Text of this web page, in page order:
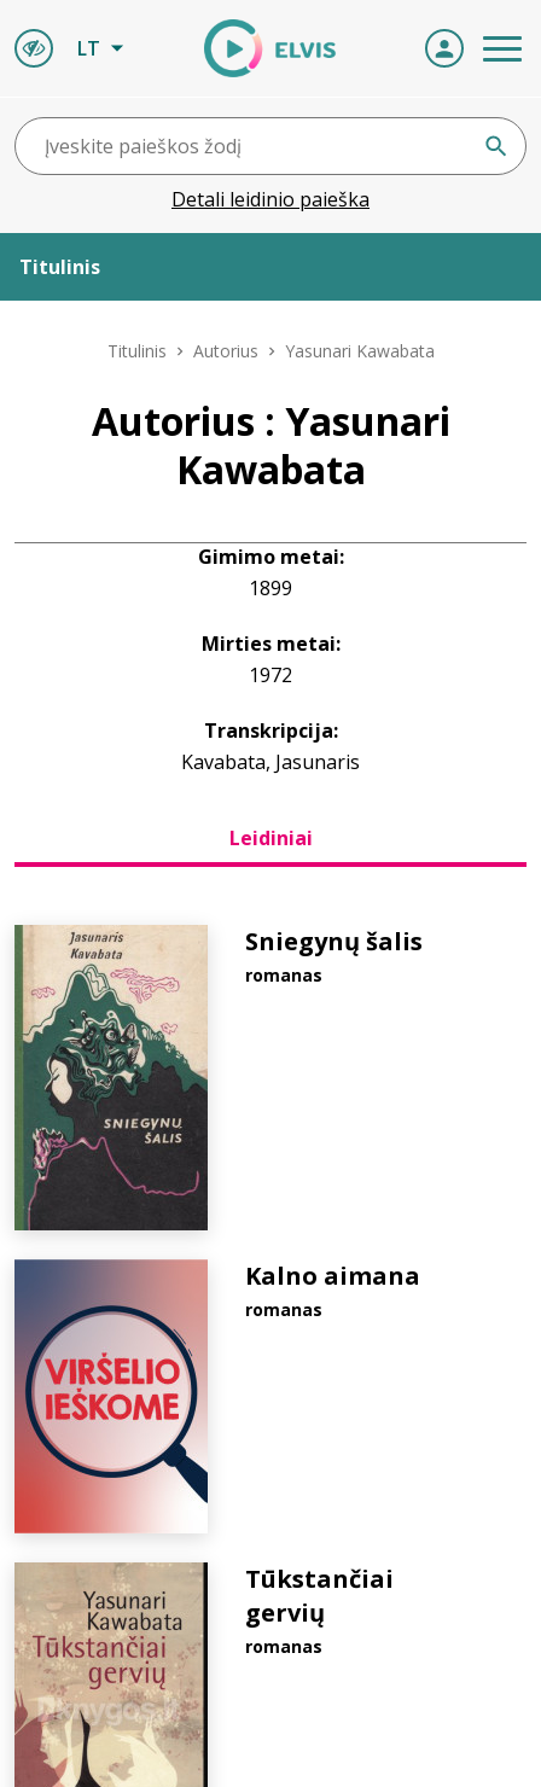
LT
Detali leidinio paieška
Titulinis
Leidiniai
Naujienos
Titulinis Autorius Yasunari Kawabata
Autorius : Yasunari
Kawabata
Gimimo metai:
1899
Mirties metai:
1972
Transkripcija:
Kavabata, Jasunaris
Leidiniai
Sniegynų šalis
romanas
Kalno aimana
romanas
Tūkstančiai
gervių
romanas